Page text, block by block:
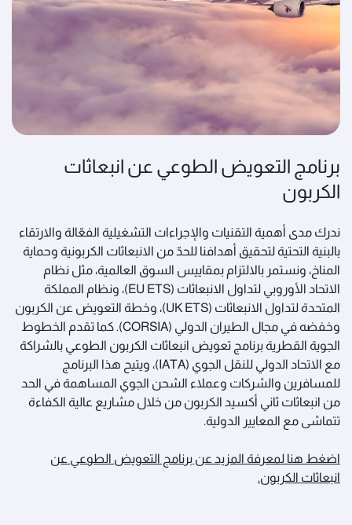
برنامج التعويض الطوعي عن انبعاثات
الكربون
ندرك مدى أهمية التقنيات والإجراءات التشغيلية الفعّالة والارتقاء
بالبنية التحتية لتحقيق أهدافنا للحدّ من الانبعاثات الكربونية وحماية
المناخ، ونستمر بالالتزام بمقاييس السوق العالمية، مثل نظام
الاتحاد الأوروبي لتداول الانبعاثات (EU ETS)، ونظام المملكة
المتحدة لتداول الانبعاثات (UK ETS)، وخطة التعويض عن الكربون
وخفضه في مجال الطيران الدولي (CORSIA). كما تقدم الخطوط
الجوية القطرية برنامج تعويض انبعاثات الكربون الطوعي بالشراكة
مع الاتحاد الدولي للنقل الجوي (IATA)، ويتيح هذا البرنامج
للمسافرين والشركات وعملاء الشحن الجوي المساهمة في الحد
من انبعاثات ثاني أكسيد الكربون من خلال مشاريع عالية الكفاءة
تتماشى مع المعايير الدولية.
اضغط هنا لمعرفة المزيد عن برنامج التعويض الطوعي عن
انبعاثات الكربون.